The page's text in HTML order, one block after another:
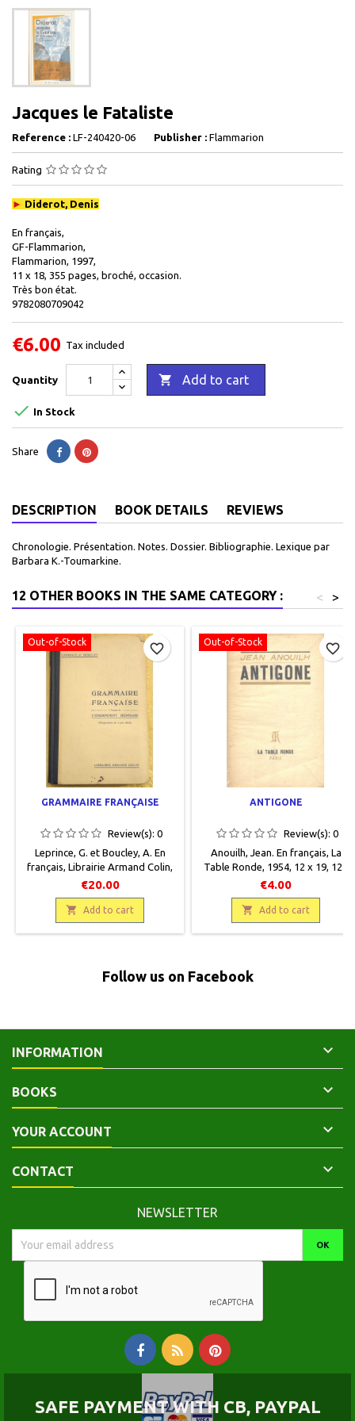
Jacques le Fataliste
Reference : LF-240420-06 Publisher : Flammarion
Rating
► Diderot, Denis
En français,
GF-Flammarion,
Flammarion, 1997,
11 x 18, 355 pages, broché, occasion.
Très bon état.
9782080709042
€6.00 Tax included
Quantity  Add to cart
 In Stock
Share
DESCRIPTION BOOK DETAILS REVIEWS
Chronologie. Présentation. Notes. Dossier. Bibliographie. Lexique par
Barbara K.-Toumarkine.
12 OTHER BOOKS IN THE SAME CATEGORY : >
<
Out-of-Stock
GRAMMAIRE FRANÇAISE
Review(s): 0
Leprince, G. et Boucley, A. En
français, Librairie Armand Colin,
1928, 12.5 x 19.5, 333 pages,
relié, occasion. Demi percaline
bleu. Cartonnage éditeur. Bon
état. Coins légèrement usés.
Petite tache d'encre en bas de
€20.00
 Add to cart
favorite_border Out-of-Stock
ANTIGONE
Review(s): 0
Anouilh, Jean. En français, La
Table Ronde, 1954, 12 x 19, 124
pages, broché, occasion. Bon
état. Couverture défraîchie.
Papier jauni. Protégé par un
papier cristal.
€4.00
 Add to cart
favorite_border
Follow us on Facebook
INFORMATION 
BOOKS 
YOUR ACCOUNT 
CONTACT 
NEWSLETTER
SAFE PAYMENT WITH CB, PAYPAL